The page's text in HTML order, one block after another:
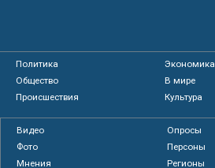
Политика
Экономика
Общество
В мире
Происшествия
Культура
Видео
Опросы
Фото
Персоны
Мнения
Регионы